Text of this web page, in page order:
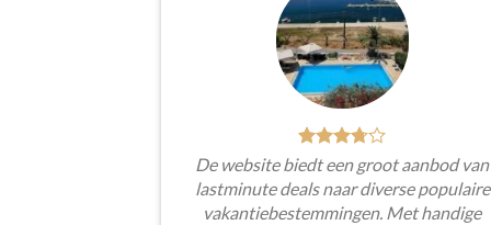
De website biedt een groot aanbod van
lastminute deals naar diverse populaire
vakantiebestemmingen. Met handige